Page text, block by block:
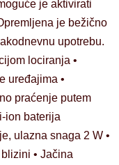
je aktivirati
je bežično
upotrebu.
lociranja •
uređajima •
praćenje putem
ion baterija
ulazna snaga 2 W •
• Jačina